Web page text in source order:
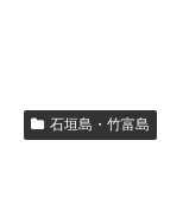
石垣島・竹富島